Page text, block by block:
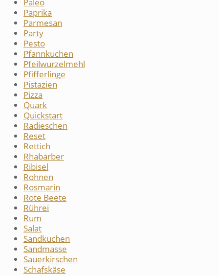
Paprika
Parmesan
Party
Pesto
Pfannkuchen
Pfeilwurzelmehl
Pfifferlinge
Pistazien
Pizza
Quark
Quickstart
Radieschen
Reset
Rettich
Rhabarber
Ribisel
Rohnen
Rosmarin
Rote Beete
Rührei
Rum
Salat
Sandkuchen
Sandmasse
Sauerkirschen
Schafskäse